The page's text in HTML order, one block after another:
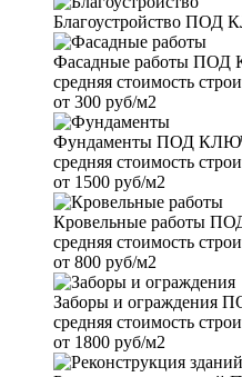
Благоустройство ПОД
Фасадные работы ПОД
средняя стоимость
от 300 руб/м2
Фундаменты ПОД КЛЮЧ
средняя стоимость
от 1500 руб/м2
Кровельные работы
средняя стоимость
от 800 руб/м2
Заборы и ограждения
средняя стоимость
от 1800 руб/м2